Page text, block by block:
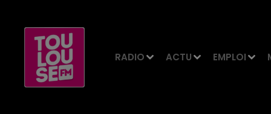
RADIO ACTU EMPLOI